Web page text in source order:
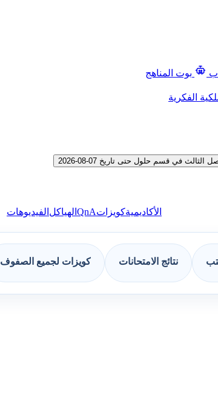
بوت المناهج
الفكرية
في قسم حلول حتى تاريخ 07-08-2026
الأكاديميةكويزاتQnA الهياكل الفيديوهات
نتائج الامتحانات كويزات لجميع الصفوف